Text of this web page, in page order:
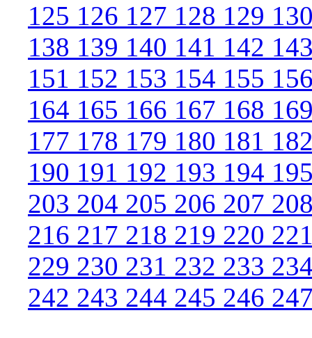
125 126 127 128 129
138 139 140 141 142
151 152 153 154 155
164 165 166 167 168
177 178 179 180 181
190 191 192 193 194
203 204 205 206 207
216 217 218 219 220
229 230 231 232 233
242 243 244 245 246